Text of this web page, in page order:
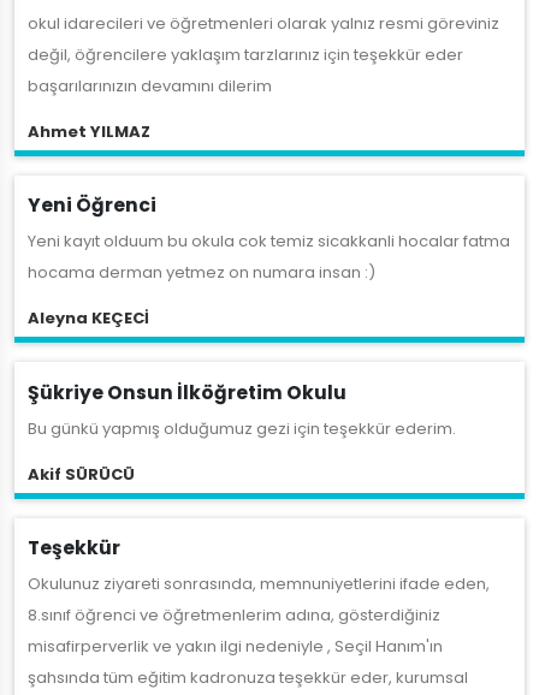
okul idarecileri ve öğretmenleri olarak yalnız resmi göreviniz
değil, öğrencilere yaklaşım tarzlarınız için teşekkür eder
başarılarınızın devamını dilerim
Ahmet YILMAZ
Yeni Öğrenci
Yeni kayıt olduum bu okula cok temiz sicakkanli hocalar fatma
hocama derman yetmez on numara insan :)
Aleyna KEÇECİ
Şükriye Onsun İlköğretim Okulu
Bu günkü yapmış olduğumuz gezi için teşekkür ederim.
Akif SÜRÜCÜ
Teşekkür
Okulunuz ziyareti sonrasında, memnuniyetlerini ifade eden,
8.sınıf öğrenci ve öğretmenlerim adına, gösterdiğiniz
misafirperverlik ve yakın ilgi nedeniyle , Seçil Hanım'ın
şahsında tüm eğitim kadronuza teşekkür eder, kurumsal